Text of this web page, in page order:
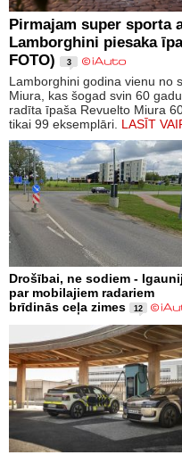
Pirmajam super sporta
Lamborghini piesaka
FOTO)
3
Lamborghini godina vienu no
Miura, kas šogad svin 60
radīta īpaša Revuelto Miura
tikai 99 eksemplāri. LASĪT
Drošībai, ne sodiem -
par mobilajiem radariem
brīdinās ceļa zimes
12